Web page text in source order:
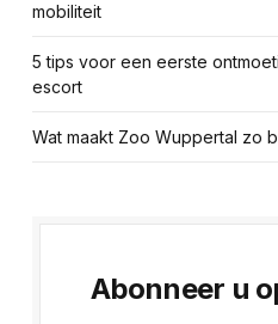
mobiliteit
5 tips voor een eerste
escort
Wat maakt Zoo Wuppertal zo
Abonneer u